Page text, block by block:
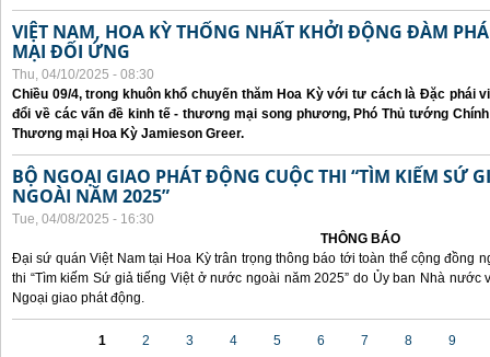
VIỆT NAM, HOA KỲ THỐNG NHẤT KHỞI ĐỘNG ĐÀM
MẠI ĐỐI ỨNG
Thu, 04/10/2025 - 08:30
Chiều 09/4, trong khuôn khổ chuyến thăm Hoa Kỳ với tư cách là Đặc phái
đổi về các vấn đề kinh tế - thương mại song phương, Phó Thủ tướng
Thương mại Hoa Kỳ Jamieson Greer.
BỘ NGOẠI GIAO PHÁT ĐỘNG CUỘC THI “TÌM KIẾM SỨ
NGOÀI NĂM 2025”
Tue, 04/08/2025 - 16:30
THÔNG BÁO
Đại sứ quán Việt Nam tại Hoa Kỳ trân trọng thông báo tới toàn thể cộng đồng
thi “Tìm kiếm Sứ giả tiếng Việt ở nước ngoài năm 2025” do Ủy ban Nhà
Ngoại giao phát động.
1 2 3 4 5 6 7 8 9